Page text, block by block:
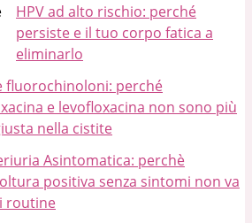
HPV ad alto rischio: perché
persiste e il tuo corpo fatica a
eliminarlo
fluorochinoloni: perché
e levofloxacina non sono più
nella cistite
Asintomatica: perchè
positiva senza sintomi non va
routine